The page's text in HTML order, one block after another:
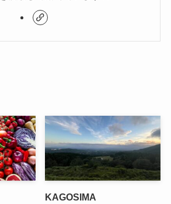
KAGOSIMA